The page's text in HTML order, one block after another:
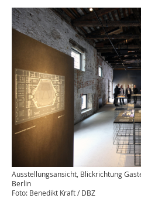
Ausstellungsansicht, Blickrichtung
Berlin
Foto: Benedikt Kraft / DBZ